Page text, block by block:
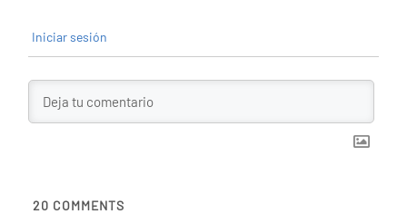
Iniciar sesión
20 COMMENTS